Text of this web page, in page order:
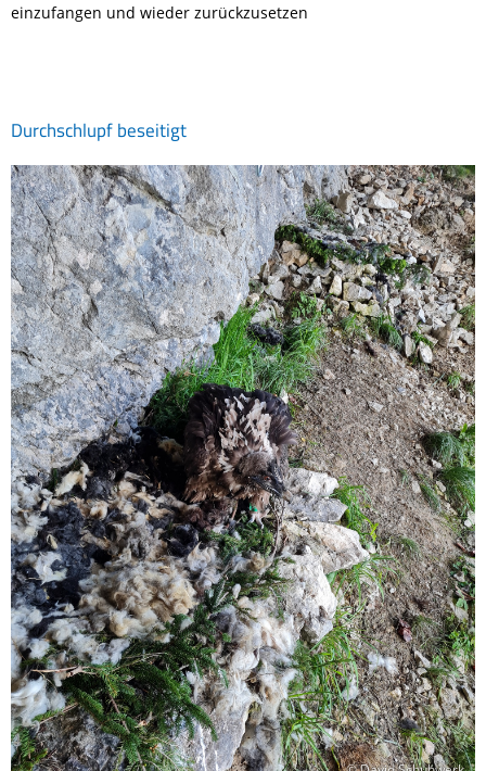
einzufangen und wieder zurückzusetzen
Durchschlupf beseitigt